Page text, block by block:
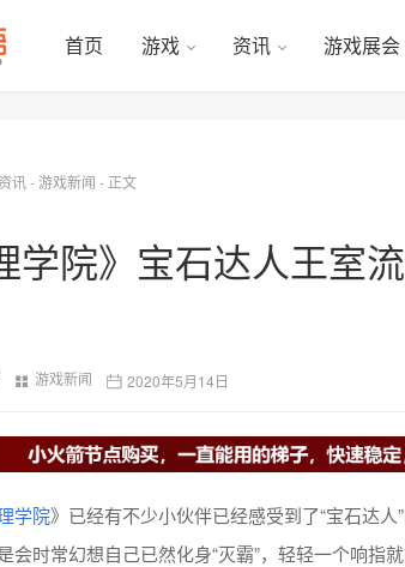
首页 游戏 资讯 游戏展会
讯-游戏新闻 - 正文
学院》宝石达人王室
游戏新闻 2020年5月14日
学院》已经有不少小伙伴已经感受到了“宝石达
会时常幻想自己已然化身“灭霸”，轻轻一个响指